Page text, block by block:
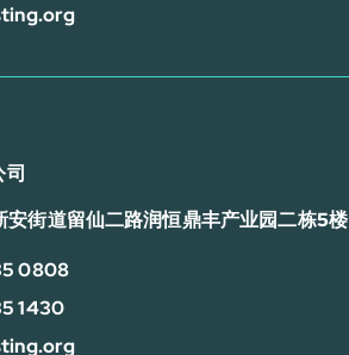
安街道留仙二路润恒鼎丰产业园二栋5楼
0808
1430